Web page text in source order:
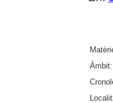
Àmbit: